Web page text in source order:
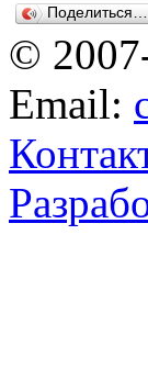
Поделиться…
©
Email: